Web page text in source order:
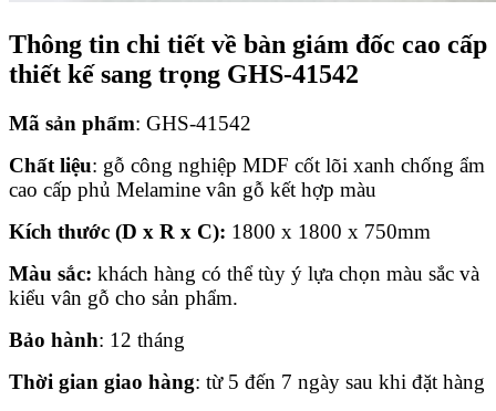
Thông tin chi tiết về bàn giám đốc cao cấp
thiết kế sang trọng GHS-41542
Mã sản phẩm: GHS-41542
Chất liệu: gỗ công nghiệp MDF cốt lõi xanh chống ẩm
cao cấp phủ Melamine vân gỗ kết hợp màu
Kích thước (D x R x C): 1800 x 1800 x 750mm
Màu sắc: khách hàng có thể tùy ý lựa chọn màu sắc và
kiểu vân gỗ cho sản phẩm.
Bảo hành: 12 tháng
Thời gian giao hàng: từ 5 đến 7 ngày sau khi đặt hàng